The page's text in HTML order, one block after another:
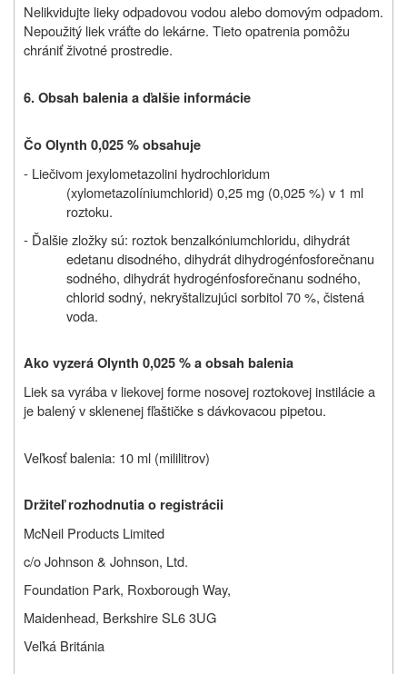
Nelikvidujte lieky odpadovou vodou alebo domovým odpadom.
Nepoužitý liek vráťte do lekárne. Tieto opatrenia pomôžu
chrániť životné prostredie.
6. Obsah balenia a ďalšie informácie
Čo Olynth 0,025 % obsahuje
- Liečivom jexylometazolini hydrochloridum
(xylometazolíniumchlorid) 0,25 mg (0,025 %) v 1 ml
roztoku.
- Ďalšie zložky sú: roztok benzalkóniumchloridu, dihydrát
edetanu disodného, dihydrát dihydrogénfosforečnanu
sodného, dihydrát hydrogénfosforečnanu sodného,
chlorid sodný, nekryštalizujúci sorbitol 70 %, čistená
voda.
Ako vyzerá Olynth 0,025 % a obsah balenia
Liek sa vyrába v liekovej forme nosovej roztokovej instilácie a
je balený v sklenenej fľaštičke s dávkovacou pipetou.
Veľkosť balenia: 10 ml (mililitrov)
Držiteľ rozhodnutia o registrácii
McNeil Products Limited
c/o Johnson & Johnson, Ltd.
Foundation Park, Roxborough Way,
Maidenhead, Berkshire SL6 3UG
Veľká Británia